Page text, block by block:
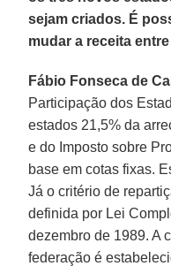
sejam criados. É
mudar a receita
Fábio Fonseca de
Participação dos
estados 21,5% da
e do Imposto sobre
base em cotas fixas.
Já o critério de
definida por Lei
dezembro de 1989. A
federação é